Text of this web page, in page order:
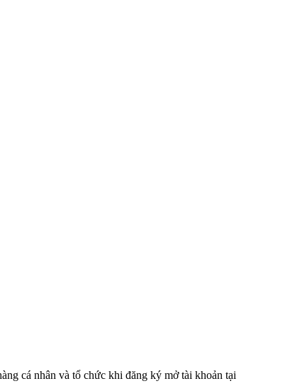
cá nhân và tổ chức khi đăng ký mở tài khoản tại